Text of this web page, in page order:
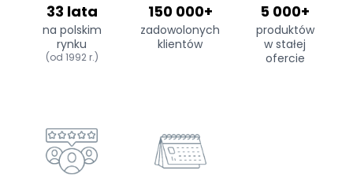
33 lata
na polskim
rynku
(od 1992 r.)
150 000+
zadowolonych
klientów
5 000+
produktów
w stałej
ofercie